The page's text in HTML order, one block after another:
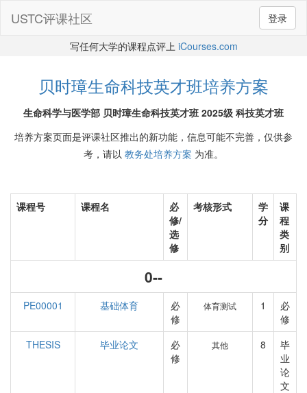
登录
USTC评课社区
写任何大学的课程点评上 iCourses.com
贝时璋生命科技英才班培养方案
生命科学与医学部 贝时璋生命科技英才班 2025级 科技英才班
培养方案页面是评课社区推出的新功能，信息可能不完善，仅供参
考，请以 教务处培养方案 为准。
课程号 课程名
必
修/
选
修
考核形式
学
分
课
程
类
别
0--
PE00001 基础体育
必
修
体育测试 1
必
修
THESIS
毕业论文
必
修
其他 8
毕
业
论
文